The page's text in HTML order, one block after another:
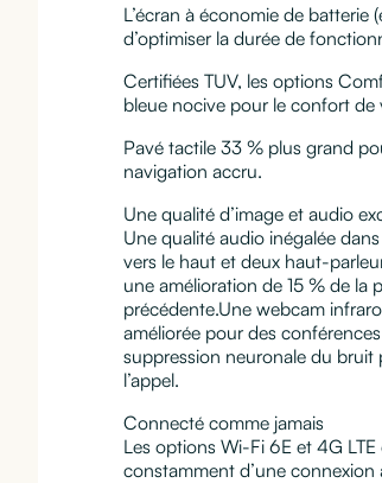
L’écran à économie de
d’optimiser la durée de
Certifiées TUV, les options
bleue nocive pour le confort de
Pavé tactile 33 % plus grand
navigation accru.
Une qualité d’image et audio
Une qualité audio inégalée
vers le haut et deux haut-
une amélioration de 15 % de la
précédente.Une webcam
améliorée pour des
suppression neuronale du
l’appel.
Connecté comme jamais
Les options Wi-Fi 6E et 4G
constamment d’une connexion